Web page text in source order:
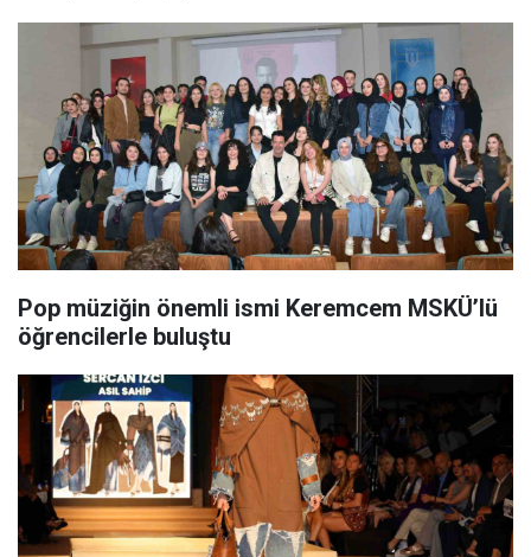
Pop müziğin önemli ismi Keremcem MSKÜ’lü
öğrencilerle buluştu